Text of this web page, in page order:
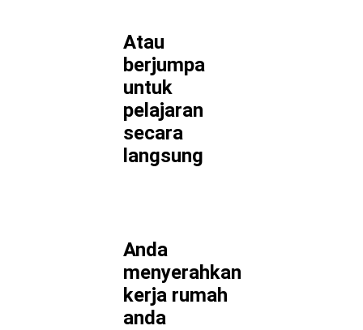
Atau
berjumpa
untuk
pelajaran
secara
langsung
Anda
menyerahkan
kerja rumah
anda